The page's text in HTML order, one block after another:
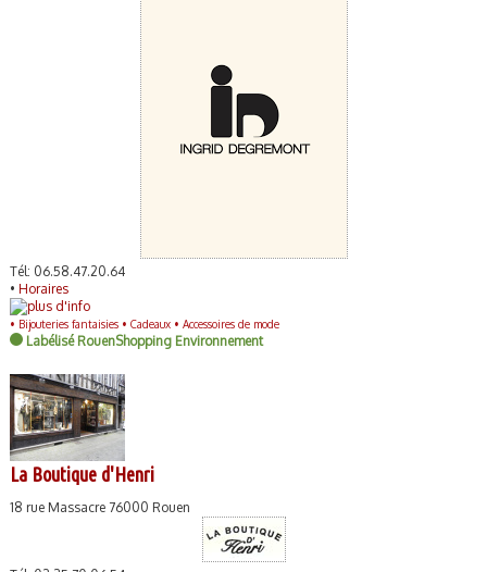
Tél: 06.58.47.20.64
• Horaires
• Bijouteries fantaisies • Cadeaux • Accessoires de mode
Labélisé RouenShopping Environnement
La Boutique d'Henri
18 rue Massacre 76000 Rouen